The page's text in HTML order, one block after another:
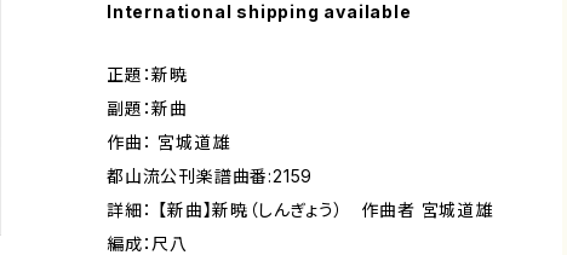
International shipping available
正題：新暁
副題：新曲
作曲： 宮城道雄
都山流公刊楽譜曲番:2159
詳細： 【新曲】新暁（しんぎょう） 作曲者 宮城道雄
編成：尺八